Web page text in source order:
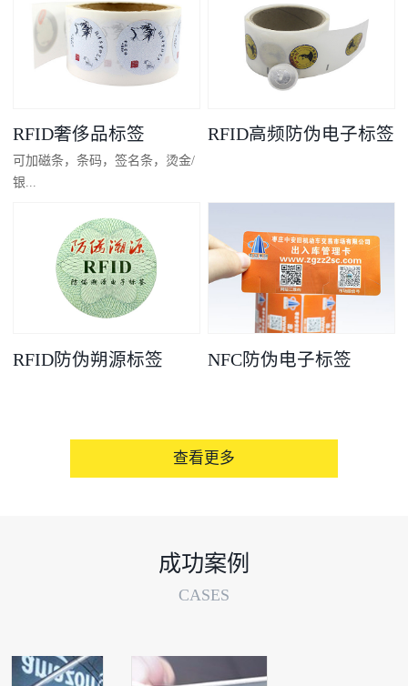
RFID奢侈品标签
可加磁条，条码，签名条，烫金/
银...
凸码，金/银底
RFID高频防伪电子标签
RFID防伪朔源标签 NFC防伪电子标签
查看更多
成功案例
CASES